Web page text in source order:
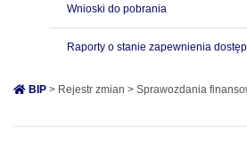
Wnioski do pobrania
Raporty o stanie zapewnienia
BIP > Rejestr zmian > Sprawozdania